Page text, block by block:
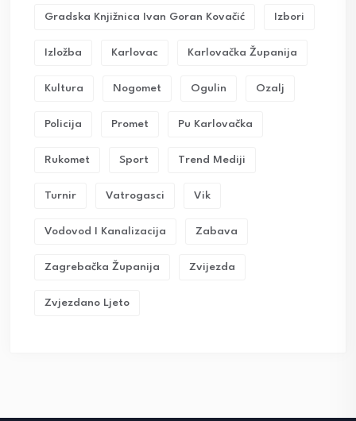
Gradska Knjižnica Ivan Goran Kovačić Izbori
Izložba Karlovac Karlovačka Županija
Kultura Nogomet Ogulin Ozalj
Policija Promet Pu Karlovačka
Rukomet Sport Trend Mediji
Turnir Vatrogasci Vik
Vodovod I Kanalizacija Zabava
Zagrebačka Županija Zvijezda
Zvjezdano Ljeto